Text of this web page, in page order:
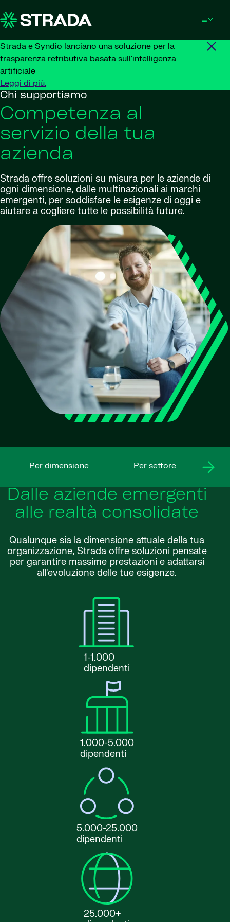
Strada e Syndio lanciano una soluzione per la
trasparenza retributiva basata sull'intelligenza
artificiale
Leggi di più.
Chi supportiamo
Competenza al
servizio della tua
azienda
Strada offre soluzioni su misura per le aziende di
ogni dimensione, dalle multinazionali ai marchi
emergenti, per soddisfare le esigenze di oggi e
aiutare a cogliere tutte le possibilità future.
Per dimensione Per settore
Dalle aziende emergenti
alle realtà consolidate
Qualunque sia la dimensione attuale della tua
organizzazione, Strada offre soluzioni pensate
per garantire massime prestazioni e adattarsi
all'evoluzione delle tue esigenze.
1-1.000
dipendenti
1.000-5.000
dipendenti
5.000-25.000
dipendenti
25.000+